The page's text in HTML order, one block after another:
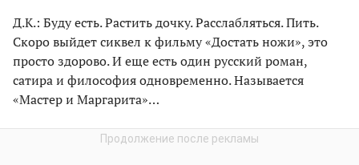
Д.К.: Буду есть. Растить дочку. Расслабляться. Пить.
Скоро выйдет сиквел к фильму «Достать ножи», это
просто здорово. И еще есть один русский роман,
сатира и философия одновременно. Называется
«Мастер и Маргарита»…